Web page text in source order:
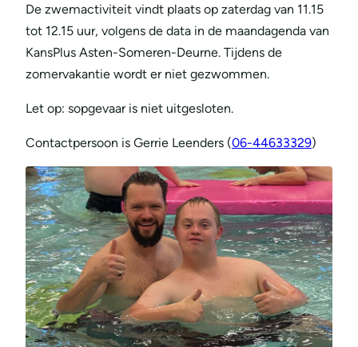
De zwemactiviteit vindt plaats op zaterdag van 11.15
tot 12.15 uur, volgens de data in de maandagenda van
KansPlus Asten-Someren-Deurne. Tijdens de
zomervakantie wordt er niet gezwommen.
Let op: sopgevaar is niet uitgesloten.
Contactpersoon is Gerrie Leenders (06-44633329)